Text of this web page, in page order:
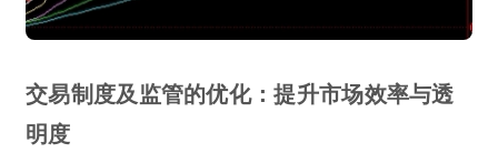
交易制度及监管的优化：提升市场效率与透
明度